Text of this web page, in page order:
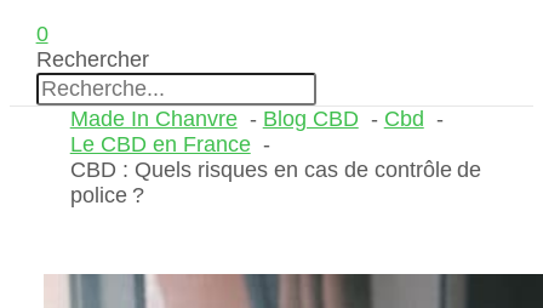
0
Rechercher
Made In Chanvre Blog CBD
Cbd
Le CBD en France
CBD : Quels risques en cas de contrôle de
police ?